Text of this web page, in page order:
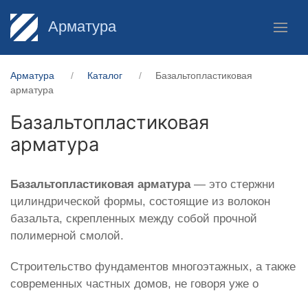
Арматура
Арматура Каталог
Базальтопластиковая
арматура
Базальтопластиковая
арматура
Базальтопластиковая арматура— это стержни
цилиндрической формы, состоящие из волокон
базальта, скрепленных между собой прочной
полимерной смолой.
Строительство фундаментов многоэтажных, а также
современных частных домов, не говоря уже о